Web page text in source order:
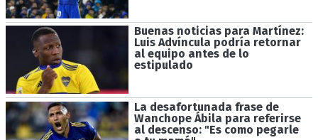
Buenas noticias para Martínez:
Luis Advíncula podría retornar
al equipo antes de lo
estipulado
La desafortunada frase de
Wanchope Ábila para referirse
al descenso: "Es como pegarle